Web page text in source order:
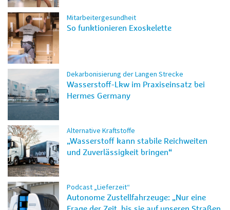
Mitarbeitergesundheit
So funktionieren Exoskelette
Dekarbonisierung der Langen Strecke
Wasserstoff-Lkw im Praxiseinsatz bei
Hermes Germany
Alternative Kraftstoffe
„Wasserstoff kann stabile Reichweiten
und Zuverlässigkeit bringen“
Podcast „Lieferzeit“
Autonome Zustellfahrzeuge: „Nur eine